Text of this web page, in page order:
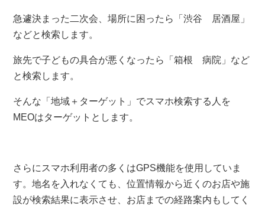
急遽決まった二次会、場所に困ったら「渋谷 居酒屋」
などと検索します。
旅先で子どもの具合が悪くなったら「箱根 病院」など
と検索します。
そんな「地域＋ターゲット」でスマホ検索する人を
MEOはターゲットとします。
さらにスマホ利用者の多くはGPS機能を使用していま
す。地名を入れなくても、位置情報から近くのお店や施
設が検索結果に表示させ、お店までの経路案内もしてく